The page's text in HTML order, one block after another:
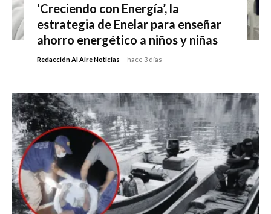
‘Creciendo con Energía’, la
estrategia de Enelar para enseñar
ahorro energético a niños y niñas
Redacción Al Aire Noticias - hace 3 días